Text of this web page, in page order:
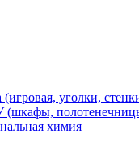
уголки,
(шкафы,
химия